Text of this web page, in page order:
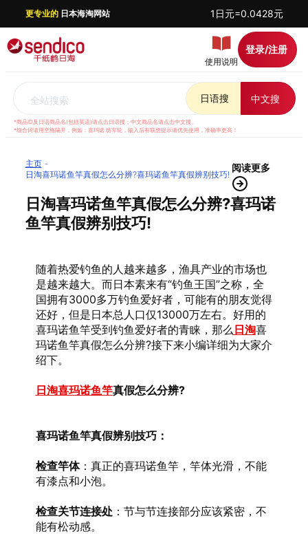
更专业的日本海淘网站 1日元=0.0428元
使用说明
登录/注册
全站搜索 日语搜 中文搜
*商品ID及日语商品名(包括英语)请点击日语搜；中文商品名请点击中文搜。
*组合词请用空格隔开，例如：喜玛诺 纺车轮，输入后有联想提示请优先使用，准确率更高！
主页
日淘喜玛诺鱼竿真假怎么分辨?喜玛诺鱼竿真假辨别技巧!
阅读更多
日淘喜玛诺鱼竿真假怎么分辨?喜玛诺
鱼竿真假辨别技巧!
随着热爱钓鱼的人越来越多，渔具产业的市场也
是越来越大。而日本素来有“钓鱼王国”之称，全
国拥有3000多万钓鱼爱好者，可能有的朋友觉得
还好，但是日本总人口仅13000万左右。好用的
喜玛诺鱼竿受到钓鱼爱好者的青睐，那么 日淘喜
玛诺鱼竿真假怎么分辨?接下来小编详细为大家介
绍下。
日淘喜玛诺鱼竿真假怎么分辨?
喜玛诺鱼竿真假辨别技巧：
检查竿体：真正的喜玛诺鱼竿，竿体光滑，不能
有漆点和小泡。
检查关节连接处：节与节连接部分应该紧密，不
能有松动感。